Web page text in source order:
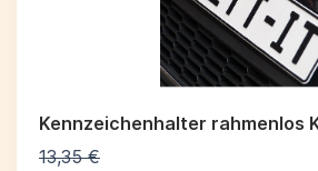
Kennzeichenhalter rahmenlos
13,35 €